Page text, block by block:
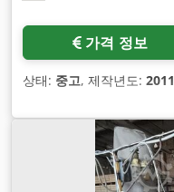
가격 정보
상태: 중고, 제작년도: 2011